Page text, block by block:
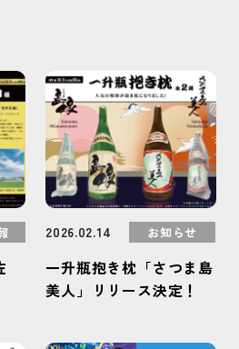
2026.02.14 お知らせ
一升瓶抱き枕「さつま島
美人」リリース決定！